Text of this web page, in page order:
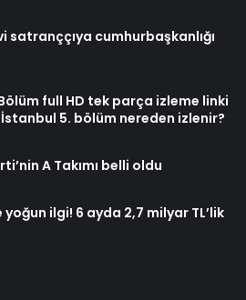
satranççıya cumhurbaşkanlığı
full HD tek parça izleme linki
İstanbul 5. bölüm nereden izlenir?
A Takımı belli oldu
ilgi! 6 ayda 2,7 milyar TL’lik